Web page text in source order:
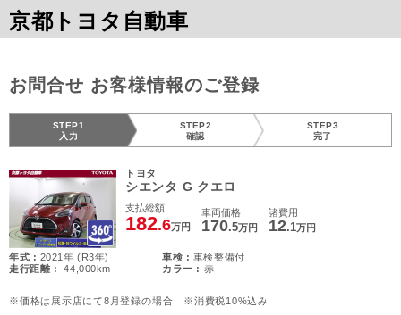
京都トヨタ自動車
お問合せ お客様情報のご登録
STEP1
入力
STEP2
確認
STEP3
完了
トヨタ
シエンタ G クエロ
支払総額
182.6万円
車両価格
170.5万円
諸費用
12.1万円
年式 : 2021年 (R3年) 車検 : 車検整備付
走行距離 :
44,000km カラー : 赤
※価格は展示店にて8月登録の場合 ※消費税10%込み